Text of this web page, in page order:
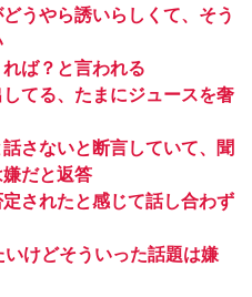
うやら誘いらしくて、そう
ば？と言われる
てる、たまにジュースを奢
さないと断言していて、聞
だと返答
されたと感じて話し合わず
けどそういった話題は嫌